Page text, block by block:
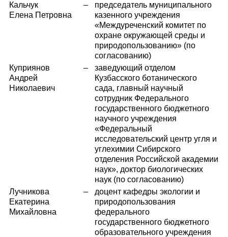
Кальчук
Елена Петровна
–
председатель муниципального
казенного учреждения
«Междуреченский комитет по
охране окружающей среды и
природопользованию» (по
согласованию)
Куприянов
Андрей
Николаевич
–
заведующий отделом
Кузбасского ботанического
сада, главный научный
сотрудник Федерального
государственного бюджетного
научного учреждения
«Федеральный
исследовательский центр угля и
углехимии Сибирского
отделения Российской академии
наук», доктор биологических
наук (по согласованию)
Лучникова
Екатерина
Михайловна
–
доцент кафедры экологии и
природопользования
федерального
государственного бюджетного
образовательного учреждения